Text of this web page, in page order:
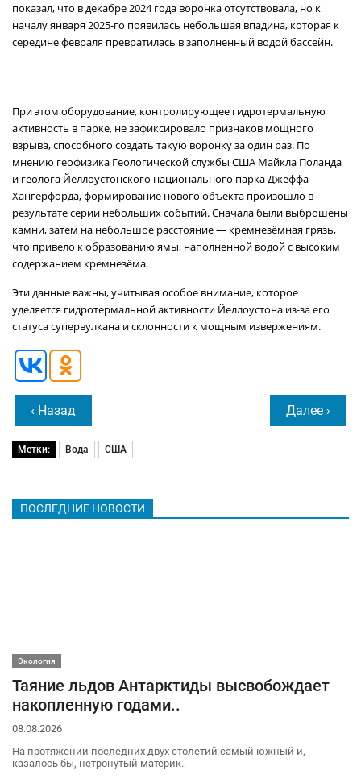
показал, что в декабре 2024 года воронка отсутствовала, но к
началу января 2025-го появилась небольшая впадина, которая к
середине февраля превратилась в заполненный водой бассейн.
При этом оборудование, контролирующее гидротермальную
активность в парке, не зафиксировало признаков мощного
взрыва, способного создать такую воронку за один раз. По
мнению геофизика Геологической службы США Майкла Поланда
и геолога Йеллоустонского национального парка Джеффа
Хангерфорда, формирование нового объекта произошло в
результате серии небольших событий. Сначала были выброшены
камни, затем на небольшое расстояние — кремнезёмная грязь,
что привело к образованию ямы, наполненной водой с высоким
содержанием кремнезёма.
Эти данные важны, учитывая особое внимание, которое
уделяется гидротермальной активности Йеллоустона из-за его
статуса супервулкана и склонности к мощным извержениям.
‹ Назад Далее ›
Метки: Вода США
ПОСЛЕДНИЕ НОВОСТИ
Экология
Таяние льдов Антарктиды высвобождает
накопленную годами..
08.08.2026
На протяжении последних двух столетий самый южный и,
казалось бы, нетронутый материк..